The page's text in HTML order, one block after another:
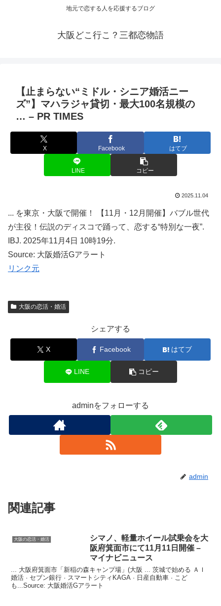
地元で恋する人を応援するブログ
大阪どこ行こ？三都恋物語
【止まらない“ミドル・シニア婚活ニー
ズ”】マハラジャ貸切・最大100名規模の
… – PR TIMES
X Facebook はてブ
LINE コピー
2025.11.04
... を東京・大阪で開催！ 【11月・12月開催】バブル世代
が主役！伝説のディスコで踊って、恋する“特別な一夜”.
IBJ. 2025年11月4日 10時19分.
Source: 大阪婚活Gアラート
リンク元
大阪の恋活・婚活
シェアする
X Facebook はてブ
LINE コピー
adminをフォローする
admin
関連記事
大阪の恋活・婚活 シマノ、軽量ホイール試乗会を大
阪府箕面市にて11月11日開催 –
マイナビニュース
... 大阪府箕面市「新稲の森キャンプ場」(大阪 ... 茨城で始める ＡＩ
婚活 · セブン銀行 · スマートシティKAGA · 日産自動車 · こど
も...Source: 大阪婚活Gアラート